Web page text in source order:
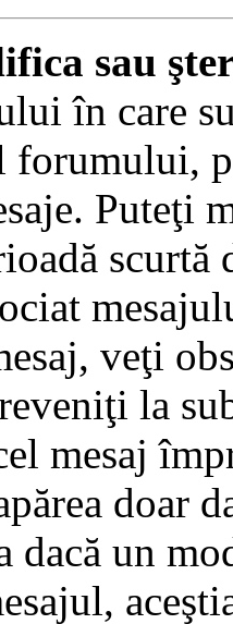
sau
în care
forumului,
Puteţi
scurtă
veţi
la
mesaj
doar
dacă un